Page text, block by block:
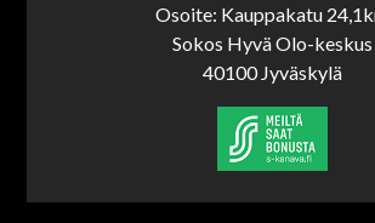
Osoite: Kauppakatu
Sokos Hyvä Olo-keskus
40100 Jyväskylä